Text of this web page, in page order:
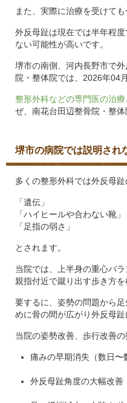
また、実際に治療を受けて
外反母趾は現在では半年程
ない可能性が高いです。
堺市の南側、河内長野市で
院・整体院では、2026年04
整形外科などの専門医の治
ぜ、南花台田辺整骨院・整
堺市の病院では説明され
多くの整形外科では外反母
「遺伝」
「ハイヒールや合わない靴」
「足指の弱さ」
とされます。
当院では、上半身の重心バ
親指付近で蹴り出す歩き方を
要するに、姿勢の問題から
めに骨の間が広がり外反母趾
当院の姿勢改善、歩行改善
痛みの早期消失（数日〜
外反母趾角度の大幅改善